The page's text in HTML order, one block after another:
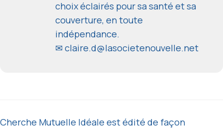
choix éclairés pour sa santé et sa
couverture, en toute
indépendance.
✉ claire.d@lasocietenouvelle.net
Cherche Mutuelle Idéale est édité de façon